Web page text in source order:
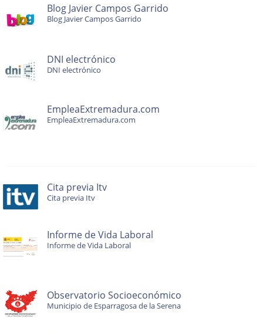
Blog Javier Campos Garrido
Blog Javier Campos Garrido
DNI electrónico
DNI electrónico
EmpleaExtremadura.com
EmpleaExtremadura.com
Cita previa Itv
Cita previa Itv
Informe de Vida Laboral
Informe de Vida Laboral
Observatorio Socioeconómico
Municipio de Esparragosa de la Serena